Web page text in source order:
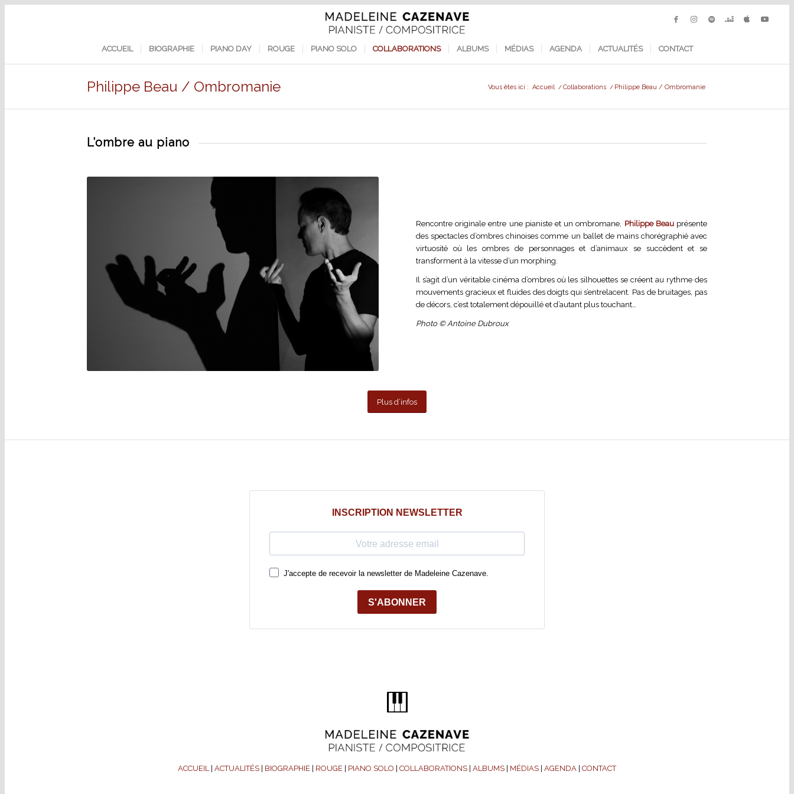
ACCUEIL BIOGRAPHIE PIANO DAY ROUGE PIANO SOLO COLLABORATIONS ALBUMS MÉDIAS AGENDA ACTUALITÉS CONTACT
Philippe Beau / Ombromanie Vous êtes ici : Accueil / Collaborations / Philippe Beau / Ombromanie
L’ombre au piano
Rencontre originale entre une pianiste et un ombromane, Philippe Beauprésente
des spectacles d’ombres chinoises comme un ballet de mains chorégraphié avec
virtuosité où les ombres de personnages et d’animaux se succèdent et se
transforment à la vitesse d’un morphing.
Il s’agit d’un véritable cinéma d’ombres où les silhouettes se créent au rythme des
mouvements gracieux et fluides des doigts qui s’entrelacent. Pas de bruitages, pas
de décors, c’est totalement dépouillé et d’autant plus touchant…
Photo © Antoine Dubroux
Plus d’infos
ACCUEIL| ACTUALITÉS BIOGRAPHIE ROUGE PIANO SOLO COLLABORATIONS ALBUMS MÉDIAS AGENDA CONTACT